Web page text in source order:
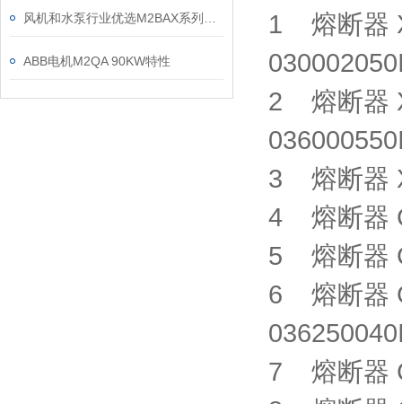
ABB电机M2QA 90KW特性
1 熔断器
2 熔断器
3 熔断器
4 熔断器
5 熔断器
6 熔断器
7 熔断器